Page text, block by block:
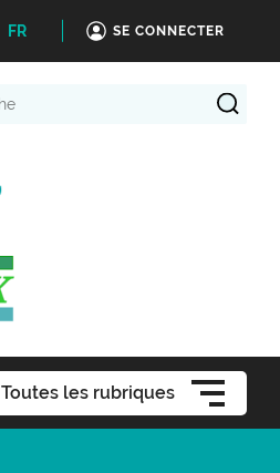
FR SE CONNECTER
Toutes les rubriques